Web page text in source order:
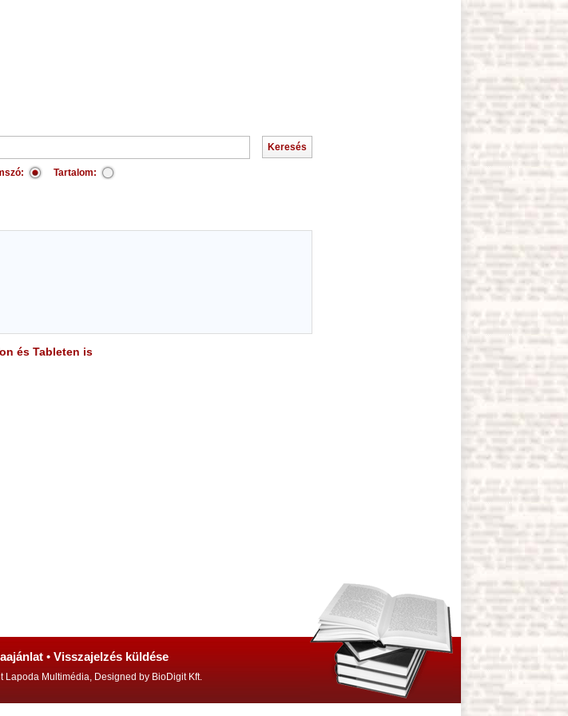
Tartalom:
és Tableten is
• Visszajelzés küldése
Multimédia, Designed by BioDigit Kft.